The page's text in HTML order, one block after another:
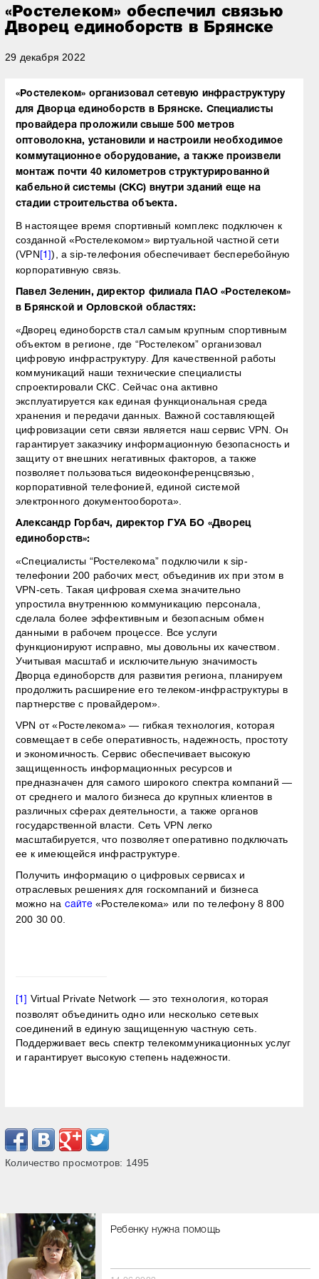
«Ростелеком» обеспечил связью
Дворец единоборств в Брянске
29 декабря 2022
«Ростелеком» организовал сетевую инфраструктуру
для Дворца единоборств в Брянске. Специалисты
провайдера проложили свыше 500 метров
оптоволокна, установили и настроили необходимое
коммутационное оборудование, а также произвели
монтаж почти 40 километров структурированной
кабельной системы (СКС) внутри зданий еще на
стадии строительства объекта.
В настоящее время спортивный комплекс подключен к
созданной «Ростелекомом» виртуальной частной сети
(VPN [1] ), а sip-телефония обеспечивает бесперебойную
корпоративную связь.
Павел Зеленин, директор филиала ПАО «Ростелеком»
в Брянской и Орловской областях:
«Дворец единоборств стал самым крупным спортивным
объектом в регионе, где “Ростелеком” организовал
цифровую инфраструктуру. Для качественной работы
коммуникаций наши технические специалисты
спроектировали СКС. Сейчас она активно
эксплуатируется как единая функциональная среда
хранения и передачи данных. Важной составляющей
цифровизации сети связи является наш сервис VPN. Он
гарантирует заказчику информационную безопасность и
защиту от внешних негативных факторов, а также
позволяет пользоваться видеоконференцсвязью,
корпоративной телефонией, единой системой
электронного документооборота».
Александр Горбач, директор ГУА БО «Дворец
единоборств»:
«Специалисты “Ростелекома” подключили к sip-
телефонии 200 рабочих мест, объединив их при этом в
VPN-сеть. Такая цифровая схема значительно
упростила внутреннюю коммуникацию персонала,
сделала более эффективным и безопасным обмен
данными в рабочем процессе. Все услуги
функционируют исправно, мы довольны их качеством.
Учитывая масштаб и исключительную значимость
Дворца единоборств для развития региона, планируем
продолжить расширение его телеком-инфраструктуры в
партнерстве с провайдером».
VPN от «Ростелекома» — гибкая технология, которая
совмещает в себе оперативность, надежность, простоту
и экономичность. Сервис обеспечивает высокую
защищенность информационных ресурсов и
предназначен для самого широкого спектра компаний —
от среднего и малого бизнеса до крупных клиентов в
различных сферах деятельности, а также органов
государственной власти. Сеть VPN легко
масштабируется, что позволяет оперативно подключать
ее к имеющейся инфраструктуре.
Получить информацию о цифровых сервисах и
отраслевых решениях для госкомпаний и бизнеса
можно на сайте«Ростелекома» или по телефону 8 800
200 30 00.
[1]
Virtual Private Network — это технология, которая
позволят объединить одно или несколько сетевых
соединений в единую защищенную частную сеть.
Поддерживает весь спектр телекоммуникационных услуг
и гарантирует высокую степень надежности.
Количество просмотров: 1495
Ребенку нужна помощь